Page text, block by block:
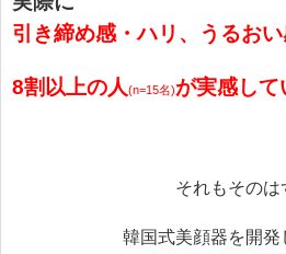
引き締め感・ハリ、うるお
8割以上の人(n=15名)が実感して
それもそのは
韓国式美顔器を開